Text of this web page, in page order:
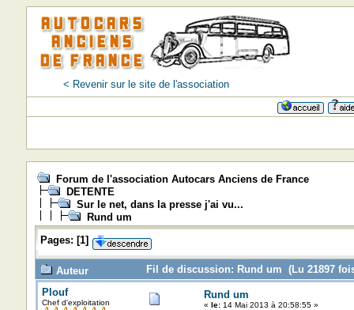
< Revenir sur le site de l'association
Forum de l'association Autocars Anciens de France
DETENTE
Sur le net, dans la presse j'ai vu...
Rund um
Pages: [1]
Auteur
Fil de discussion: Rund um (Lu 21897
Plouf
Chef d'exploitation
Rund um
« le:14 Mai 2013 à 20:58:55 »